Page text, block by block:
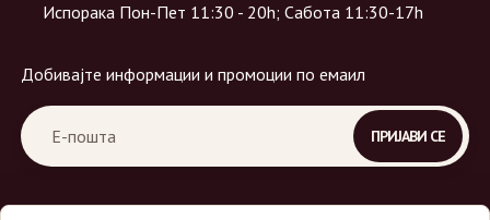
Испорака Пон-Пет 11:30 - 20h; Сабота 11:30-17h
Добивајте информации и промоции по емаил